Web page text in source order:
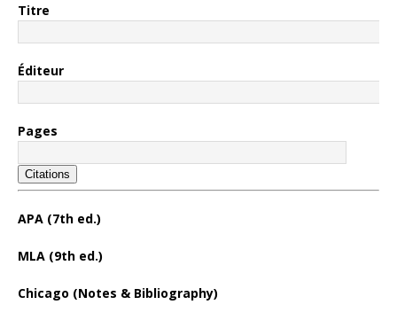
Titre
Éditeur
Pages
Citations
APA (7th ed.)
MLA (9th ed.)
Chicago (Notes & Bibliography)